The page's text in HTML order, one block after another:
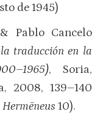
de 1945)
Pablo Cancelo
traducción en la
, Soria,
2008, 139–140
10).